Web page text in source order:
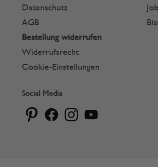
Datenschutz
AGB
Bestellung widerrufen
Widerrufsrecht
Cookie-Einstellungen
Social Media